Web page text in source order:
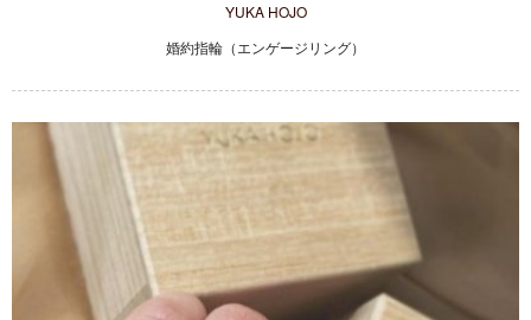
YUKA HOJO
婚約指輪（エンゲージリング）